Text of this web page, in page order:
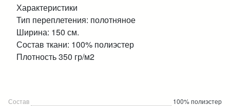
Характеристики
Тип переплетения: полотняное
Ширина: 150 см.
Состав ткани: 100% полиэстер
Плотность 350 гр/м2
Состав
100% полиэстер